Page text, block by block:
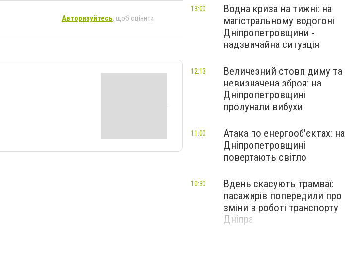
Авторизуйтесь, щоб оцінити
Водна криза на тижні: на
магістральному водогоні
Дніпропетровщини -
надзвичайна ситуація
13:00
Величезний стовп диму та
невизначена зброя: на
Дніпропетровщині
пролунали вибухи
12:13
Атака по енергооб'єктах: на
Дніпропетровщині
повертають світло
11:00
Вдень скасують трамваї:
пасажирів попередили про
зміни в роботі транспорту
Дніпра
10:30